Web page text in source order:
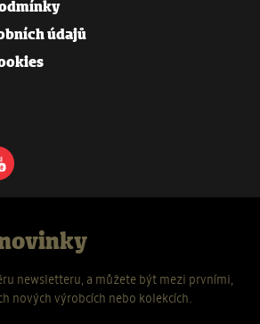
údajů
newsletteru, a můžete být mezi prvními,
nových výrobcích nebo kolekcích.